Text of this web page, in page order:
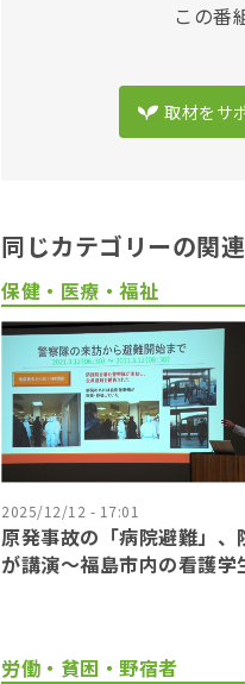
この番
取材をサ
同じカテゴリーの関
保健・医療・福祉
2025/12/12 - 17:01
原発事故の「病院避難」、
が講演～福島市内の看護学
労働・貧困・野宿者